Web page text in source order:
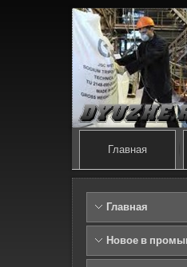
Главная
Главная
Новое в